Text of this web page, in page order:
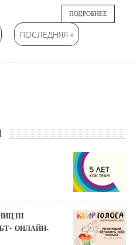
ПОДРОБНЕЕ
ПОСЛЕДНЯЯ »
III
ОНЛАЙН-